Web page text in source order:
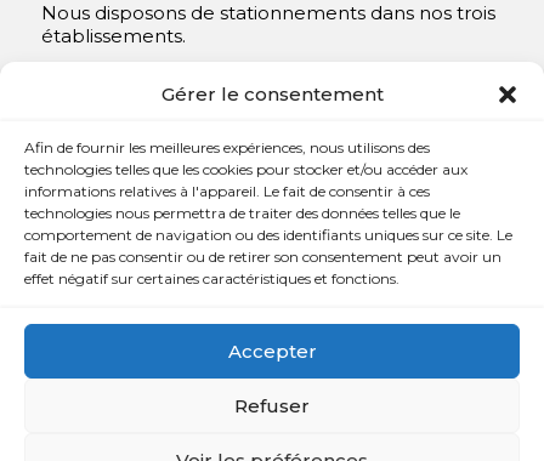
Gérer le consentement
Afin de fournir les meilleures expériences, nous utilisons des
technologies telles que les cookies pour stocker et/ou accéder aux
informations relatives à l'appareil. Le fait de consentir à ces
technologies nous permettra de traiter des données telles que le
comportement de navigation ou des identifiants uniques sur ce site. Le
fait de ne pas consentir ou de retirer son consentement peut avoir un
effet négatif sur certaines caractéristiques et fonctions.
Accepter
Refuser
Nous disposons de stationnements dans nos trois
établissements.
Contact
 450 654-3342
 info@charlesrajotte.com
765, rue Notre-Dame